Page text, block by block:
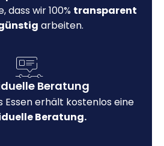
dass wir 100% transparent
arbeiten.
Beratung
Essen erhält kostenlos eine
Beratung.